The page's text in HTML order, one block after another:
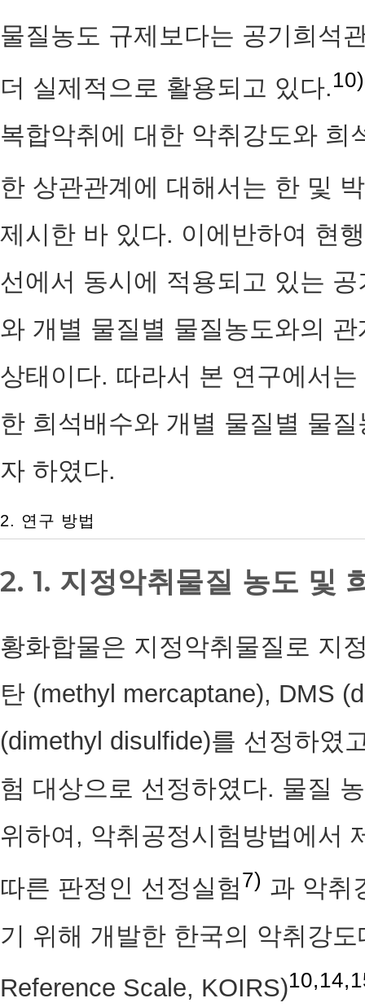
물질농도 규제보다는 공기희석
더 실제적으로 활용되고 있다.10)
복합악취에 대한 악취강도와 희
한 상관관계에 대해서는 한 및
제시한 바 있다. 이에반하여 현
선에서 동시에 적용되고 있는
와 개별 물질별 물질농도와의
상태이다. 따라서 본 연구에서
한 희석배수와 개별 물질별 물
자 하였다.
2. 연구 방법
2. 1. 지정악취물질 농도 및
황화합물은 지정악취물질로 지
탄 (methyl mercaptane), DMS
(dimethyl disulfide)를 선정하였
험 대상으로 선정하였다. 물질
위하여, 악취공정시험방법에서
따른 판정인 선정실험7) 과 악취
기 위해 개발한 한국의 악취강
Reference Scale, KOIRS)